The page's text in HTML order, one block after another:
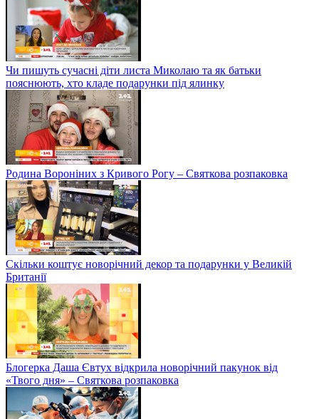
Чи пишуть сучасні діти листа Миколаю та як батьки
пояснюють, хто кладе подарунки під ялинку
Родина Вороніних з Кривого Рогу – Святкова розпаковка
Скільки коштує новорічний декор та подарунки у Великій
Британії
Блогерка Даша Євтух відкрила новорічний пакунок від
«Твого дня» – Святкова розпаковка